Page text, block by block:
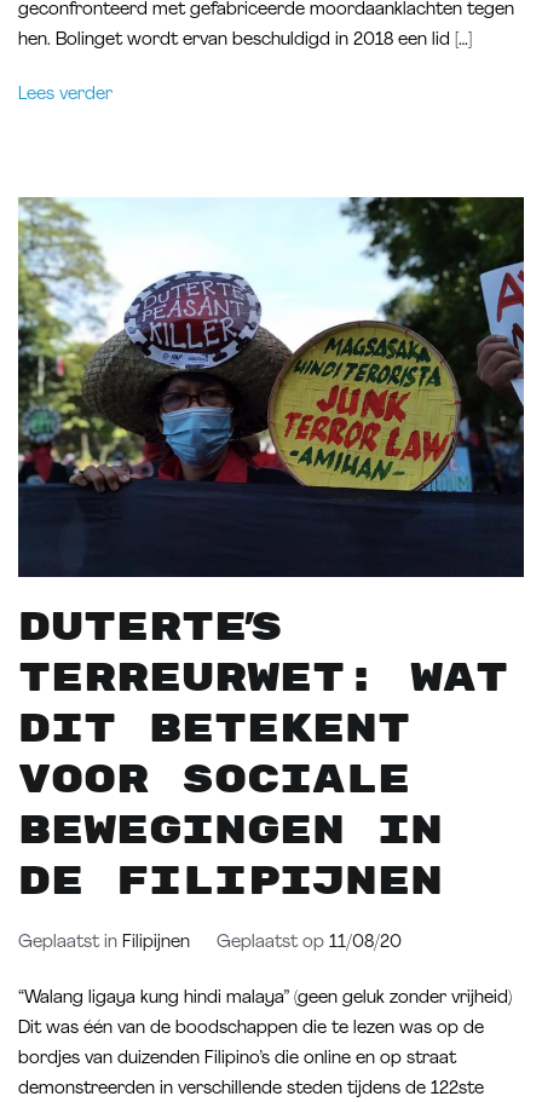
geconfronteerd met gefabriceerde moordaanklachten tegen
hen. Bolinget wordt ervan beschuldigd in 2018 een lid […]
Lees verder
Duterte’s
terreurwet: wat
dit betekent
voor sociale
bewegingen in
de Filipijnen
Geplaatst in Filipijnen Geplaatst op 11/08/20
“Walang ligaya kung hindi malaya” (geen geluk zonder vrijheid)
Dit was één van de boodschappen die te lezen was op de
bordjes van duizenden Filipino’s die online en op straat
demonstreerden in verschillende steden tijdens de 122ste